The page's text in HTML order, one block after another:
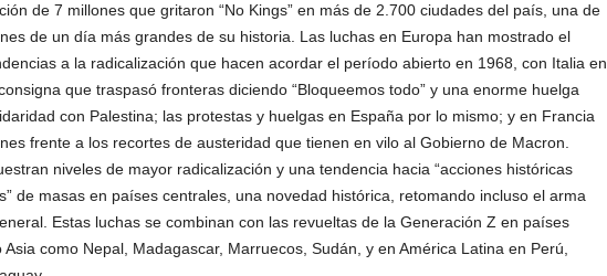
de 7 millones que gritaron “No Kings” en más de 2.700 ciudades del país, una de
de un día más grandes de su historia. Las luchas en Europa han mostrado el
a la radicalización que hacen acordar el período abierto en 1968, con Italia en
que traspasó fronteras diciendo “Bloqueemos todo” y una enorme huelga
con Palestina; las protestas y huelgas en España por lo mismo; y en Francia
frente a los recortes de austeridad que tienen en vilo al Gobierno de Macron.
niveles de mayor radicalización y una tendencia hacia “acciones históricas
de masas en países centrales, una novedad histórica, retomando incluso el arma
Estas luchas se combinan con las revueltas de la Generación Z en países
como Nepal, Madagascar, Marruecos, Sudán, y en América Latina en Perú,